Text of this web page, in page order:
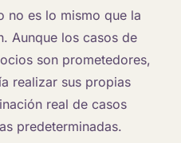
no es lo mismo que la
Aunque los casos de
son prometedores,
realizar sus propias
real de casos
predeterminadas.